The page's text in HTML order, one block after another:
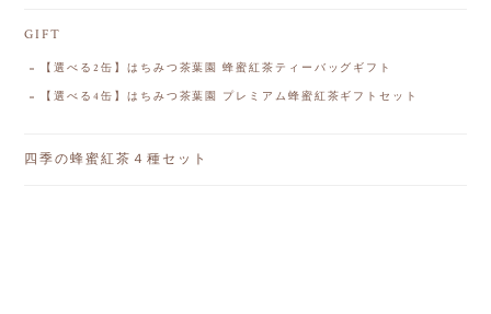
GIFT
【選べる2缶】はちみつ茶葉園 蜂蜜紅茶ティーバッグギフト
【選べる4缶】はちみつ茶葉園 プレミアム蜂蜜紅茶ギフトセット
四季の蜂蜜紅茶４種セット